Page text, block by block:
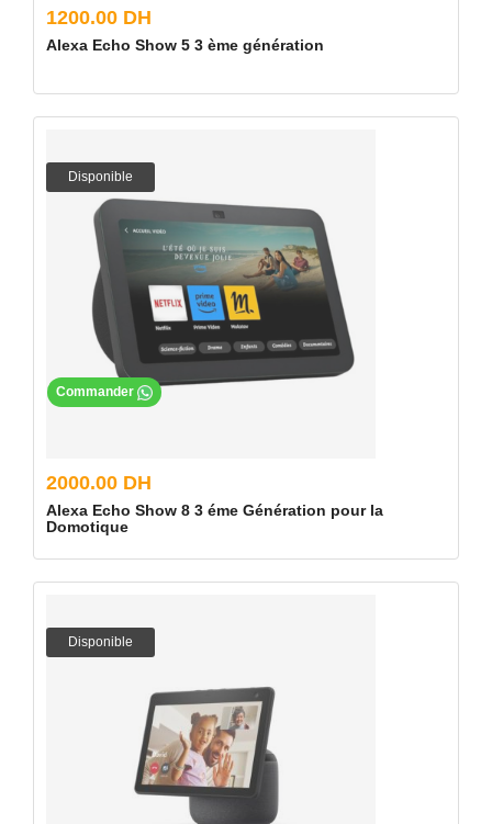
1200.00 DH
Alexa Echo Show 5 3 ème génération
Disponible
2000.00 DH
Alexa Echo Show 8 3 éme Génération pour la
Domotique
Commander
Disponible